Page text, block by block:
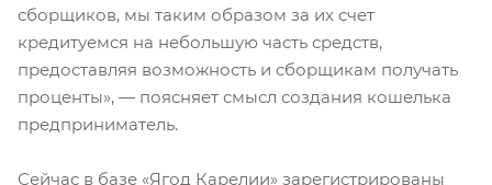
сборщиков, мы таким образом за их счет
кредитуемся на небольшую часть средств,
предоставляя возможность и сборщикам получать
проценты», — поясняет смысл создания кошелька
предприниматель.
Сейчас в базе «Ягод Карелии» зарегистрированы